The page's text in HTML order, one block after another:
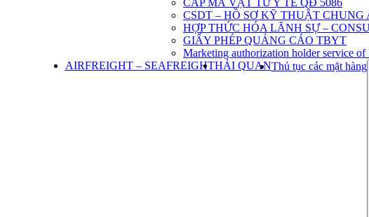
CẤP MÃ VẬT TƯ Y TẾ QĐ 5086
CSDT – HỒ SƠ KỸ THUẬT CHUNG
HỢP THỨC HÓA LÃNH SỰ –
GIẤY PHÉP QUẢNG CÁO TBYT
Marketing authorization holder service of
AIRFREIGHT – SEAFREIGHTHẢI QUANThủ tục các mặt hàng